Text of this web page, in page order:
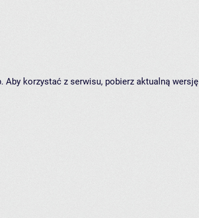
Aby korzystać z serwisu, pobierz aktualną wersję